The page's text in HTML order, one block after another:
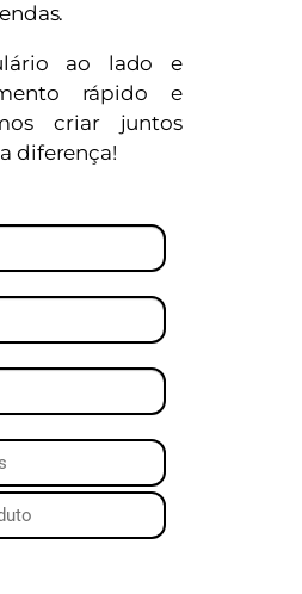
ao lado e
rápido e
criar juntos
diferença!